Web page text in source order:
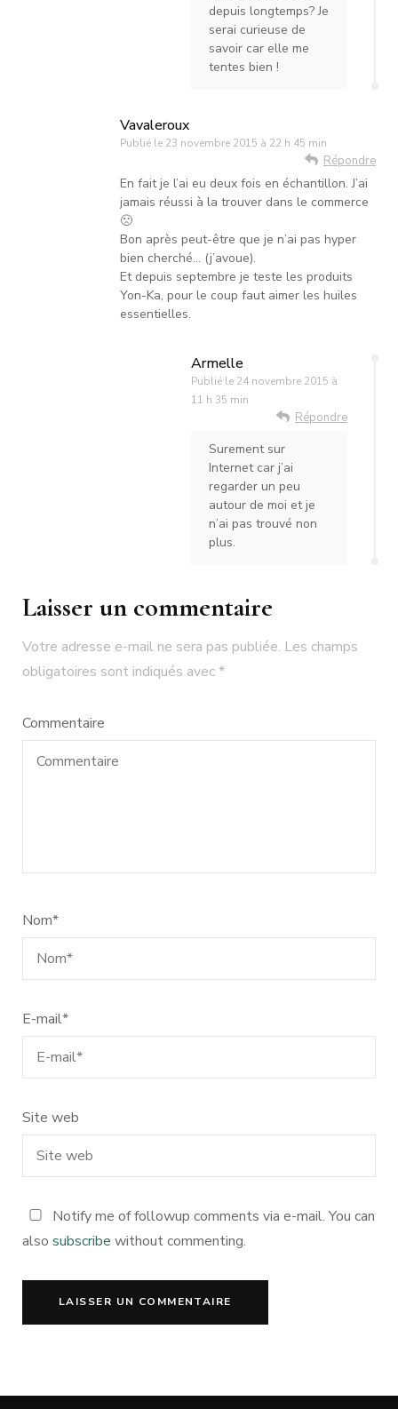
depuis longtemps? Je
serai curieuse de
savoir car elle me
tentes bien !
Vavaleroux
Publié le 23 novembre 2015 à 22 h 45 min
Répondre
En fait je l’ai eu deux fois en échantillon. J’ai
jamais réussi à la trouver dans le commerce
🙁
Bon après peut-être que je n’ai pas hyper
bien cherché… (j’avoue).
Et depuis septembre je teste les produits
Yon-Ka, pour le coup faut aimer les huiles
essentielles.
Armelle
Publié le 24 novembre 2015 à
11 h 35 min
Répondre
Surement sur
Internet car j’ai
regarder un peu
autour de moi et je
n’ai pas trouvé non
plus.
Laisser un commentaire
Votre adresse e-mail ne sera pas publiée. Les champs
obligatoires sont indiqués avec*
Commentaire
Nom*
E-mail*
Site web
Notify me of followup comments via e-mail. You can
also subscribe without commenting.